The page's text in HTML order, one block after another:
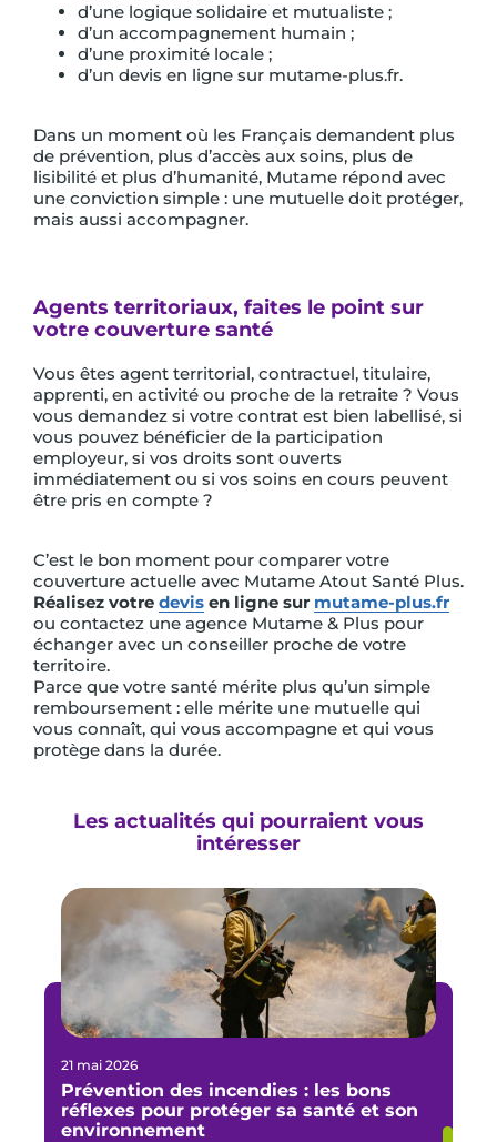
d’une logique solidaire et mutualiste ;
d’un accompagnement humain ;
d’une proximité locale ;
d’un devis en ligne sur mutame-plus.fr.
Dans un moment où les Français demandent plus
de prévention, plus d’accès aux soins, plus de
lisibilité et plus d’humanité, Mutame répond avec
une conviction simple : une mutuelle doit protéger,
mais aussi accompagner.
Agents territoriaux, faites le point sur
votre couverture santé
Vous êtes agent territorial, contractuel, titulaire,
apprenti, en activité ou proche de la retraite ? Vous
vous demandez si votre contrat est bien labellisé, si
vous pouvez bénéficier de la participation
employeur, si vos droits sont ouverts
immédiatement ou si vos soins en cours peuvent
être pris en compte ?
C’est le bon moment pour comparer votre
couverture actuelle avec Mutame Atout Santé Plus.
Réalisez votre devis en ligne sur mutame-plus.fr
ou contactez une agence Mutame & Plus pour
échanger avec un conseiller proche de votre
territoire.
Parce que votre santé mérite plus qu’un simple
remboursement : elle mérite une mutuelle qui
vous connaît, qui vous accompagne et qui vous
protège dans la durée.
Les actualités qui pourraient vous
intéresser
21 mai 2026
Prévention des incendies : les bons
réflexes pour protéger sa santé et son
environnement